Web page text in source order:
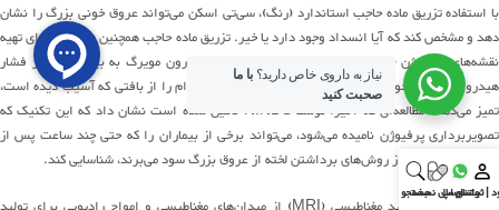
با استفادهتزریق ماده حاجب استاندارد(رنگ)،سیتی اسکنمیتواندعروق خونی بزرگ را نشان
دهد و مشخصکند که آیا انسداد وجود دارد یا خیر.تزریق ماده حاجب همچنینمیتواندبرای تهیه
نقشههایپرفیوژن(دیکشنری آبادیس
تراوش پلاسما از درون مویرگ به بیرون، بر اثر فشار
هیدرواستاتیک.) خون یمغز استفاده شود که بافتزنده بادوام را ازبافتی که آسیب دیده است،
تمیز می‌دهد.مطالعهایکه اخیراً توسط NINDS تأمین شده است نشان داد که این تکنیک که
تصویربرداری پرفیوژن نامیدهمیشود،میتواند برخی از بیماران را که حتی چند ساعت پس از
شروع سکته مغزی ازروشهایبرداشتن لخته از عروق بزرگ سودمیبرند، شناسایی کند.
| ثبت‌نام
واتس اپ
ارسال نسخه
جستجو
نیاز به داروی خاص دارید؟ با ما
صحبت کنید